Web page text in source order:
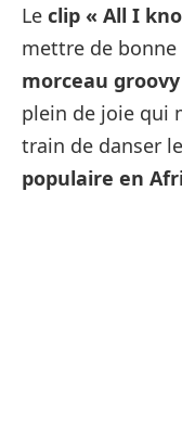
Le clip « All I
mettre de bonne
morceau
plein de joie qui
train de danser le
populaire en